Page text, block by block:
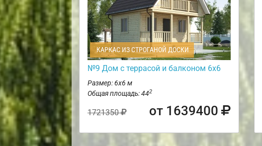
КАРКАС ИЗ СТРОГАНОЙ ДОСКИ
№9 Дом с террасой и балконом 6х6
Размер: 6х6 м
Общая площадь: 442
1721350 от 1639400